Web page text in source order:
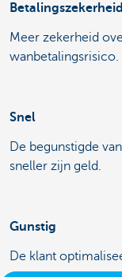
Betalingszekerheid
Meer zekerheid
wanbetalingsrisico.
Snel
De begunstigde
sneller zijn geld.
Gunstig
De klant